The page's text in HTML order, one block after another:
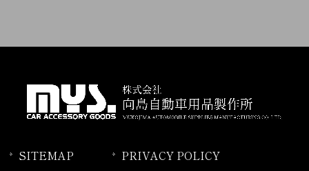
SITEMAP PRIVACY POLICY